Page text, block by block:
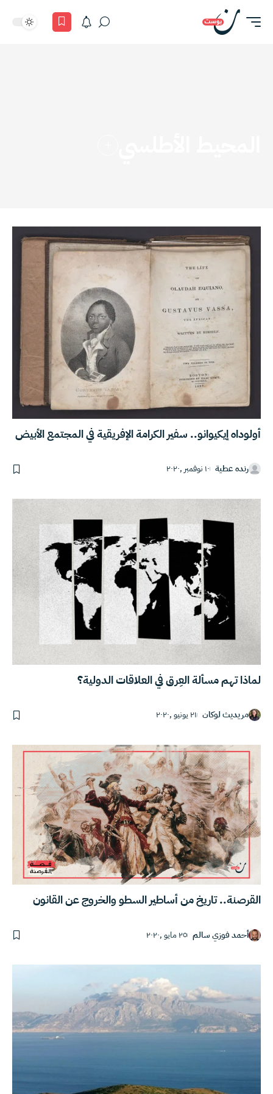
أولوداه إيكيوانو.. سفير الكرامة الإفريقية في المجتمع الأبيض
رنده عطية ١٠ نوفمبر ,٢٠٢٠
لماذا تهم مسألة العِرق في العلاقات الدولية؟
مريديث لوكان ٢١ يونيو ,٢٠٢٠
القرصنة.. تاريخ من أساطير السطو والخروج عن القانون
أحمد فوزي سالم ٢٥ مايو ,٢٠٢٠